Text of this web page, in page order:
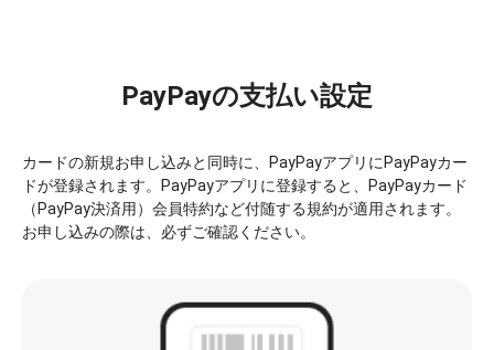
PayPayの支払い設定
カードの新規お申し込みと同時に、PayPayアプリにPayPayカー
ドが登録されます。PayPayアプリに登録すると、PayPayカード
（PayPay決済用）会員特約など付随する規約が適用されます。
お申し込みの際は、必ずご確認ください。